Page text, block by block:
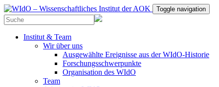
Toggle navigation
Institut & Team
Wir über uns
Ausgewählte Ereignisse aus der WIdO-Historie
Forschungsschwerpunkte
Organisation des WIdO
Team